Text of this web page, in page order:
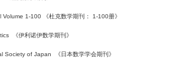
Volume 1-100 《杜克数学期刊： 1-100册》
《伊利诺伊数学期刊》
Society of Japan 《日本数学学会期刊》